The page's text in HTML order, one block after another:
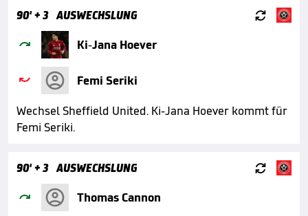
90'+ 3 AUSWECHSLUNG 
 Ki-Jana Hoever

Femi Seriki
Wechsel Sheffield United. Ki-Jana Hoever kommt für
Femi Seriki.
90'+ 3 AUSWECHSLUNG 
 Thomas Cannon